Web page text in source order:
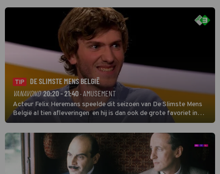
TIP
DE SLIMSTE MENS BELGIË
VANAVOND 20:20 - 21:40· AMUSEMENT
Acteur Felix Heremans speelde dit seizoen van De Slimste Mens
België al tien afleveringen en hij is dan ook de grote favoriet in
deze seizoensfinale. En er is Nederlandse inbreng, want komiek
Soundos El Ahmadi neemt plaats aan de jurytafel.